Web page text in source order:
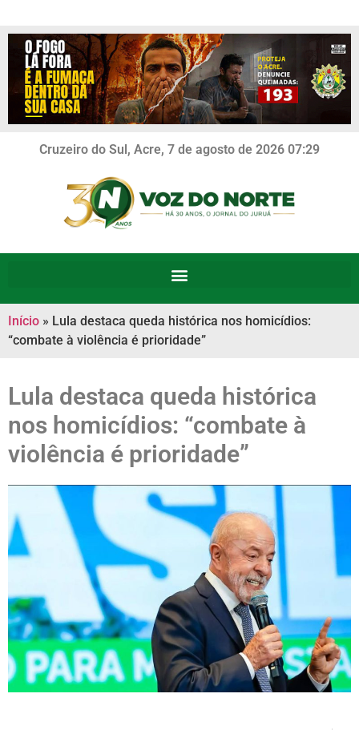
Cruzeiro do Sul, Acre, 7 de agosto de 2026 07:29
Início » Lula destaca queda histórica nos homicídios:
“combate à violência é prioridade”
Lula destaca queda histórica
nos homicídios: “combate à
violência é prioridade”